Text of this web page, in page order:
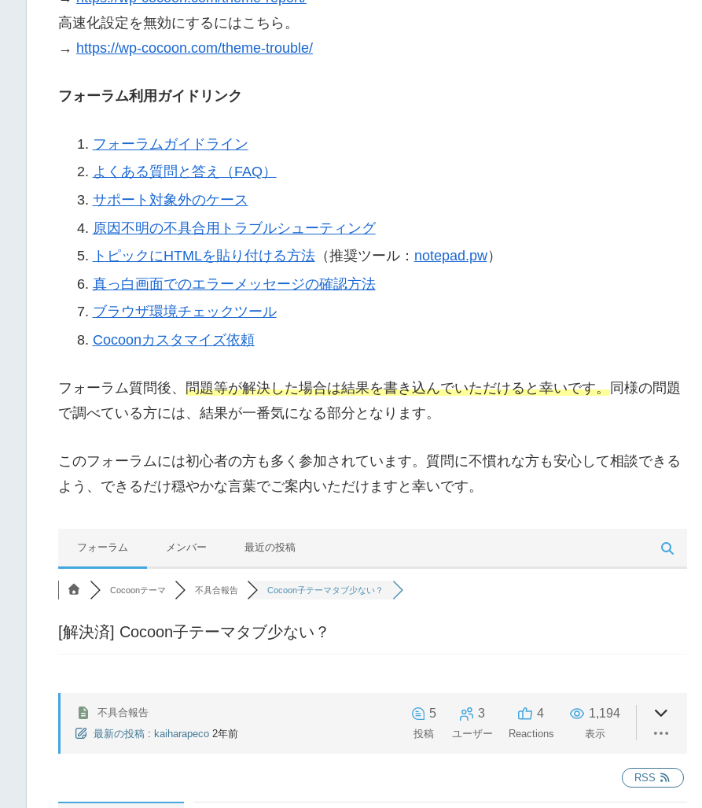
高速化設定を無効にするにはこちら。
→ https://wp-cocoon.com/theme-trouble/
フォーラム利用ガイドリンク
フォーラムガイドライン
よくある質問と答え（FAQ）
サポート対象外のケース
原因不明の不具合用トラブルシューティング
トピックにHTMLを貼り付ける方法（推奨ツール： notepad.pw）
真っ白画面でのエラーメッセージの確認方法
ブラウザ環境チェックツール
Cocoonカスタマイズ依頼
フォーラム質問後、 問題等が解決した場合は結果を書き込んでいただけると幸いです。同様の問題
で調べている方には、結果が一番気になる部分となります。
このフォーラムには初心者の方も多く参加されています。質問に不慣れな方も安心して相談できる
よう、できるだけ穏やかな言葉でご案内いただけますと幸いです。
フォーラム メンバー 最近の投稿
Cocoonテーマ 不具合報告 Cocoon子テーマタブ少ない？
[解決済] Cocoon子テーマタブ少ない？
不具合報告
最新の投稿 : kaiharapeco 2年前
5
投稿
3
ユーザー
4
Reactions
1,194
表示
RSS